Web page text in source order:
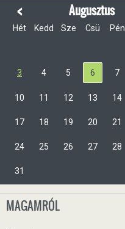
< Augusztus
Hét Kedd Sze Csü Pén
3 4 5 6 7
10 11 12 13 14
17 18 19 20 21
24 25 26 27 28
31
MAGAMRÓL